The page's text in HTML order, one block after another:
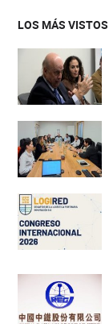
LOS MÁS VISTOS